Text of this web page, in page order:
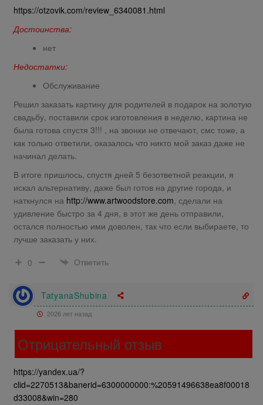
https://otzovik.com/review_6340081.html
Достоинства:
нет
Недостатки:
Обслуживание
Решил заказать картину для родителей в подарок на золотую
свадьбу, поставили срок изготовления в неделю, картина не
была готова спустя 3!!! , на звонки не отвечают, смс тоже, а
как только ответили, оказалось что никто мой заказ даже не
начинал делать.
В итоге пришлось, спустя дней 5 безответной реакции, я
искал альтернативу, даже был готов на другие города, и
наткнулся на http://www.artwoodstore.com, сделали на
удивление быстро за 4 дня, в этот же день отправили,
остался полностью ими доволен, так что если выбираете, то
лучше заказать у них.
0
Ответить
TatyanaShubina
2026 лет назад
Отрицательный отзыв
https://yandex.ua/?
clid=2270513&banerid=6300000000:%20591496638ea8f00018
d33008&win=280